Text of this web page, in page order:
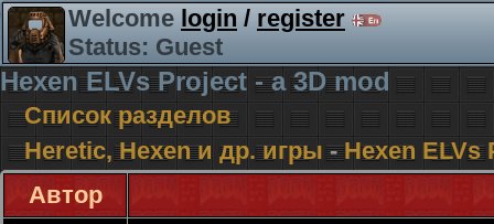
Welcome login/register
Status: Guest
Hexen ELVs Project - a 3D mod
Список разделов
Heretic, Hexen и др. игры-Hexen ELVs
Автор